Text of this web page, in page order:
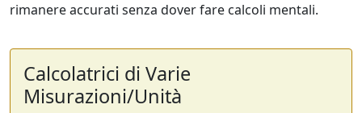
rimanere accurati senza dover fare calcoli mentali.
Calcolatrici di Varie
Misurazioni/Unità